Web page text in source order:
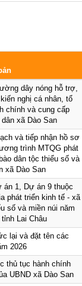
dây nóng hỗ trợ,
nghị cá nhân, tổ
chính và cung cấp
xã Dào San
và tiếp nhận hồ sơ
trình MTQG phát
dân tộc thiểu số và
xã Dào San
án 1, Dự án 9 thuộc
phát triển kinh tế - xã
số và miền núi năm
Lai Châu
lại và đặt tên các
2026
thủ tục hành chính
UBND xã Dào San